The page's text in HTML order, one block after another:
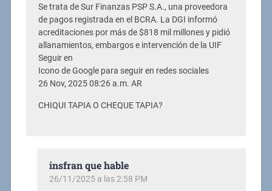
Se trata de Sur Finanzas PSP S.A., una proveedora
de pagos registrada en el BCRA. La DGI informó
acreditaciones por más de $818 mil millones y pidió
allanamientos, embargos e intervención de la UIF
Seguir en
Icono de Google para seguir en redes sociales
26 Nov, 2025 08:26 a.m. AR
CHIQUI TAPIA O CHEQUE TAPIA?
insfran que hable
26/11/2025 a las 2:58 PM